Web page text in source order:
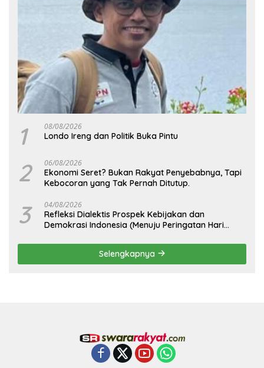
1 08/08/2026
Londo Ireng dan Politik Buka Pintu
2 06/08/2026
Ekonomi Seret? Bukan Rakyat Penyebabnya, Tapi
Kebocoran yang Tak Pernah Ditutup.
3 04/08/2026
Refleksi Dialektis Prospek Kebijakan dan
Demokrasi Indonesia (Menuju Peringatan Hari
Selengkapnya